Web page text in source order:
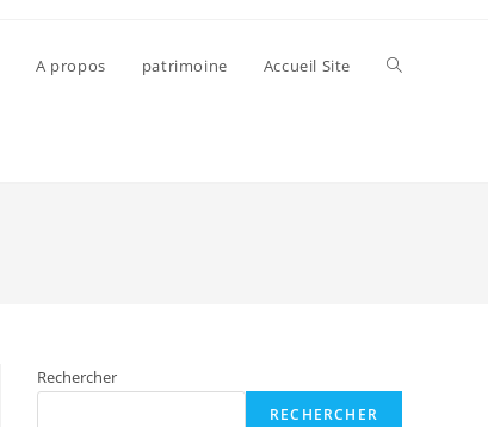
A propos patrimoine Accueil Site
Rechercher
RECHERCHER